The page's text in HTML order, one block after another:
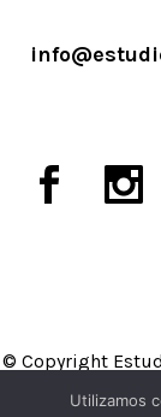
© Copyright
Utilizamos